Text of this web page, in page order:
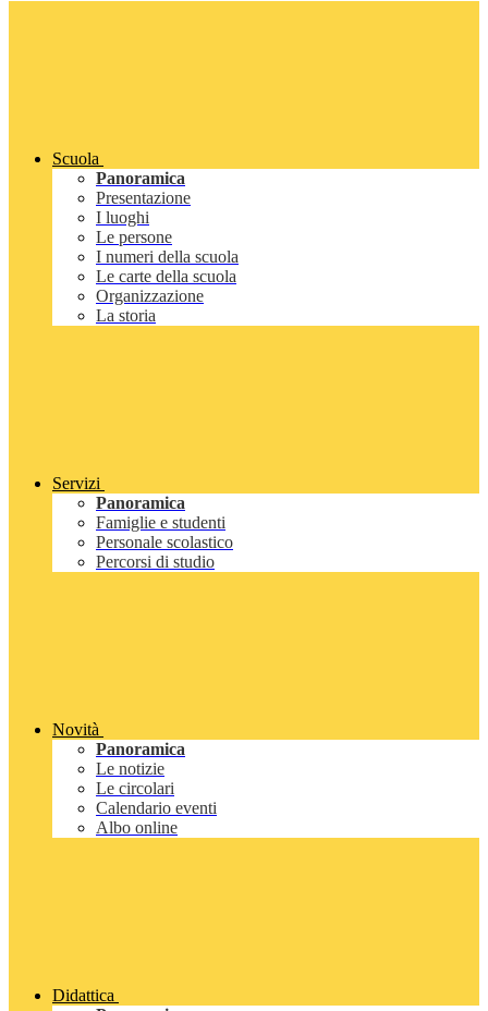
Scuola
Panoramica
Presentazione
I luoghi
Le persone
I numeri della scuola
Le carte della scuola
Organizzazione
La storia
Servizi
Panoramica
Famiglie e studenti
Personale scolastico
Percorsi di studio
Novità
Panoramica
Le notizie
Le circolari
Calendario eventi
Albo online
Didattica